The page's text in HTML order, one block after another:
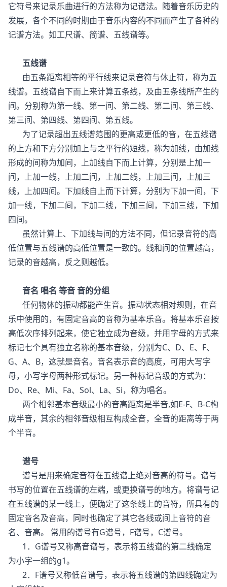
它符号来记录乐曲进行的方法称为记谱法。随着音乐历史的
发展，各个不同的时期由于音乐内容的不同而产生了各种的
记谱方法。如工尺谱、简谱、五线谱等。
五线谱
由五条距离相等的平行线来记录音符与休止符，称为五
线谱。五线谱自下而上来计算五条线，及由五条线所产生的
间。分别称为第一线、第一间、第二线、第二间、第三线、
第三间、第四线、第四间、第五线。
为了记录超出五线谱范围的更高或更低的音，在五线谱
的上方和下方分别加上与之平行的短线，称为加线，由加线
形成的间称为加间，上加线自下而上计算，分别是上加一
间，上加一线，上加二间，上加二线，上加三间，上加三
线，上加四间。下加线自上而下计算，分别为下加一间，下
加一线，下加二间，下加二线，下加三间，下加三线，下加
四间。
虽然计算上、下加线与间的方法不同，但记录音符的高
低位置与五线谱的高低位置是一致的。线和间的位置越高，
记录的音越高，反之则越低。
音名 唱名 等音 音的分组
任何物体的振动都能产生音。振动状态相对规则，在音
乐中使用的，有固定音高的音称为基本乐音。将基本乐音按
高低次序排列起来，使它独立成为音级，并用字母的方式来
标记七个具有独立名称的基本音级，分别为C、D、E、F、
G、A、B，这就是音名。音名表示音的高度，可用大写字
母，小写字母两种形式标记。另一种标记音级的方式为：
Do、Re、Mi、Fa、Sol、La、Si，称为唱名。
两个相邻基本音级最小的音高距离是半音,如E-F、B-C构
成半音，其余的相邻音级相互构成全音，全音的距离等于两
个半音。
谱号
谱号是用来确定音符在五线谱上绝对音高的符号。谱号
书写的位置在五线谱的左端，或更换谱号的地方。将谱号记
在五线谱的某一线上，便确定了这条线上的音符，所具有的
固定音名及音高，同时也确定了其它各线或间上音符的音
名、音高。 常用的谱号有G谱号，F谱号，C谱号。
1．G谱号又称高音谱号，表示将五线谱的第二线确定
为小字一组的g1。
2．F谱号又称低音谱号，表示将五线谱的第四线确定为